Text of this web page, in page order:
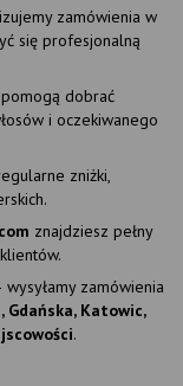
zamówienia w
się profesjonalną
dobrać
i oczekiwanego
zniżki,
znajdziesz pełny
wysyłamy zamówienia
Gdańska, Katowic,
.